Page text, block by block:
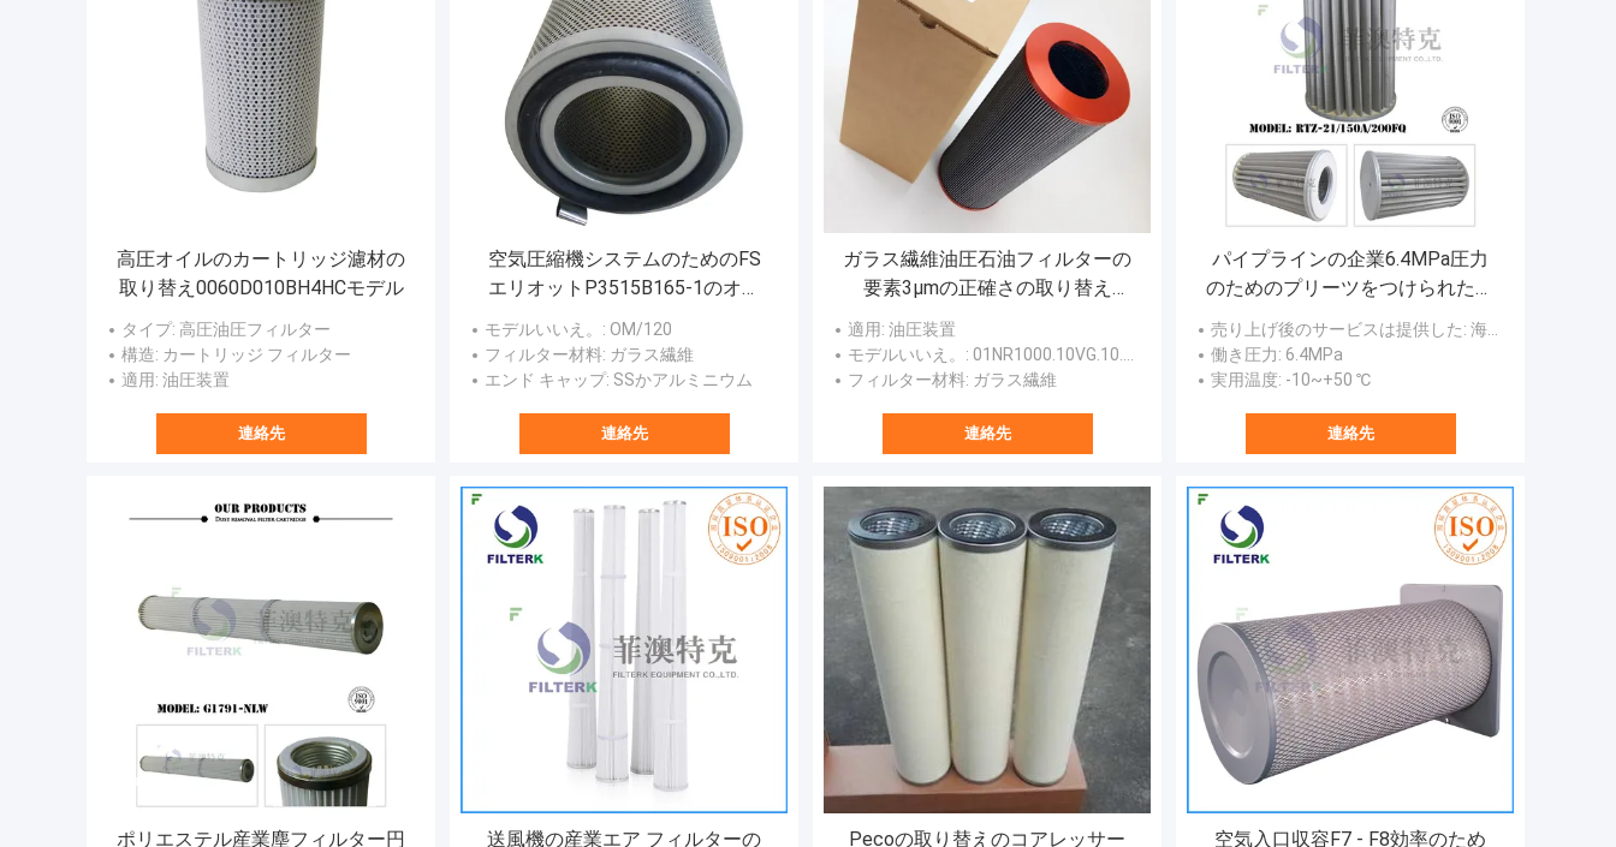
高圧オイルのカートリッジ濾材の
取り替え0060D010BH4HCモデル
タイプ: 高圧油圧フィルター
構造: カートリッジ フィルター
適用: 油圧装置
連絡先
空気圧縮機システムのためのFS
エリオットP3515B165-1のオイ
ルの霧の濾材の取り替え
モデルいいえ。 : OM/120
フィルター材料: ガラス繊維
エンド キャップ: SSかアルミニウム
連絡先
ガラス繊維油圧石油フィルターの
要素3µmの正確さの取り替え
Internormen01NR1000.10VG。10.
B.P
適用: 油圧装置
モデルいいえ。 : 01NR1000.10VG.10. B.P
フィルター材料: ガラス繊維
連絡先
パイプラインの企業6.4MPa圧力
のためのプリーツをつけられた金
属の網のガスの濾材
売り上げ後のサービスは提供した: 海外サービス提供なし
働き圧力: 6.4MPa
実用温度: -10~+50 ℃
連絡先
ポリエステル産業塵フィルター円
送風機の産業エア フィルターの
Pecoの取り替えのコアレッサー
空気入口収容F7 - F8効率のため